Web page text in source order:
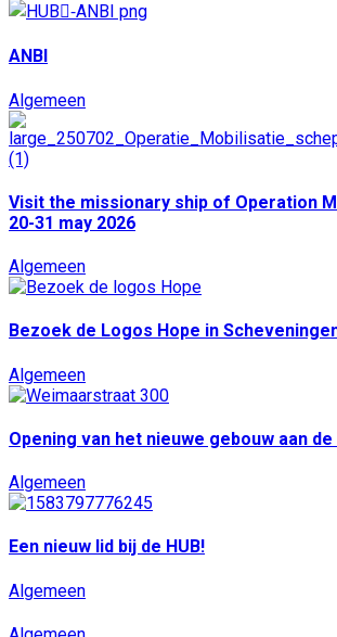
ANBI
Algemeen
Visit the missionary ship of Operation
20-31 may 2026
Algemeen
Bezoek de Logos Hope in
Algemeen
Opening van het nieuwe gebouw aan
Algemeen
Een nieuw lid bij de HUB!
Algemeen